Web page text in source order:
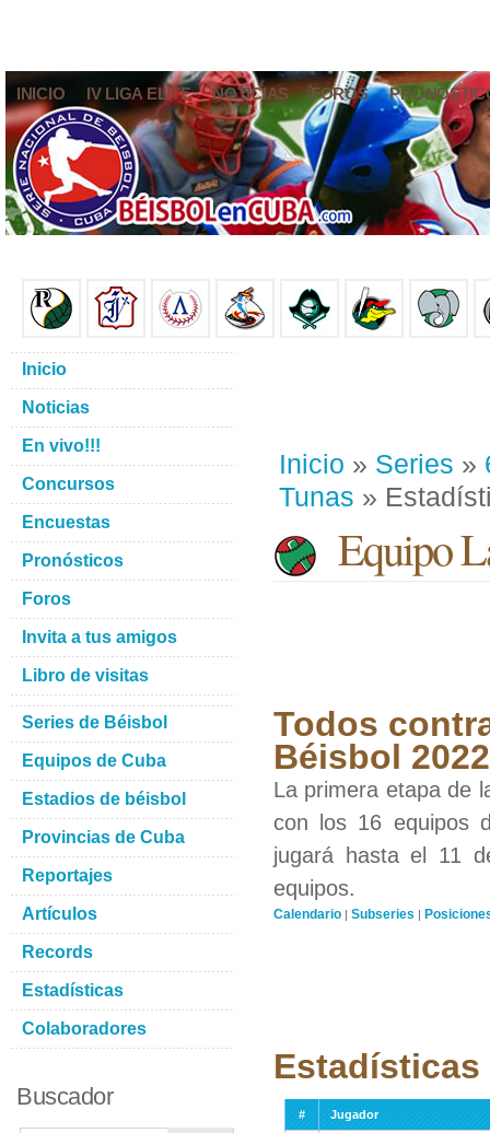
INICIO IV LIGA ELITE NOTICIAS FOROS
Inicio » Series »
Tunas »
Equipo
Todos
Béisbol 2022
La primera etapa de
con los 16 equipos
jugará hasta el 11
equipos.
Calendario | Subseries |
#
Jugador
Inicio
Noticias
En vivo!!!
Concursos
Encuestas
Pronósticos
Foros
Invita a tus amigos
Libro de visitas
Series de Béisbol
Equipos de Cuba
Estadios de béisbol
Provincias de Cuba
Reportajes
Artículos
Records
Estadísticas
Colaboradores
Buscador